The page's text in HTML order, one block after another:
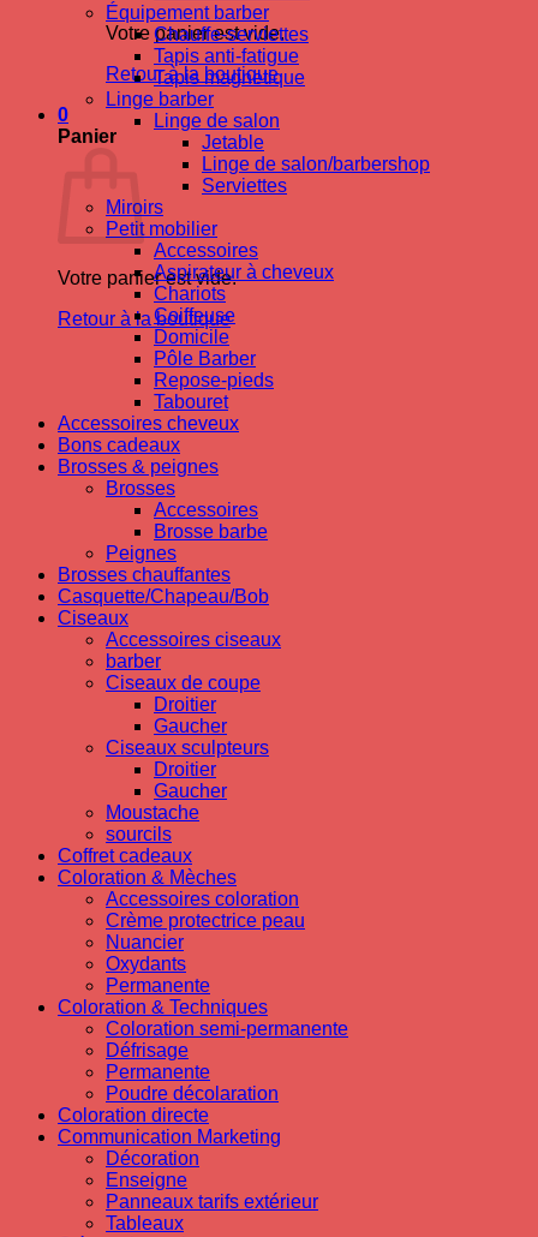
Votre panier est vide.
Retour à la boutique
0
Panier
Votre panier est vide.
Retour à la boutique
Équipement barber
Chauffe-serviettes
Tapis anti-fatigue
Tapis magnetique
Linge barber
Linge de salon
Jetable
Linge de salon/barbershop
Serviettes
Miroirs
Petit mobilier
Accessoires
Aspirateur à cheveux
Chariots
Coiffeuse
Domicile
Pôle Barber
Repose-pieds
Tabouret
Accessoires cheveux
Bons cadeaux
Brosses & peignes
Brosses
Accessoires
Brosse barbe
Peignes
Brosses chauffantes
Casquette/Chapeau/Bob
Ciseaux
Accessoires ciseaux
barber
Ciseaux de coupe
Droitier
Gaucher
Ciseaux sculpteurs
Droitier
Gaucher
Moustache
sourcils
Coffret cadeaux
Coloration & Mèches
Accessoires coloration
Crème protectrice peau
Nuancier
Oxydants
Permanente
Coloration & Techniques
Coloration semi-permanente
Défrisage
Permanente
Poudre décolaration
Coloration directe
Communication Marketing
Décoration
Enseigne
Panneaux tarifs extérieur
Tableaux